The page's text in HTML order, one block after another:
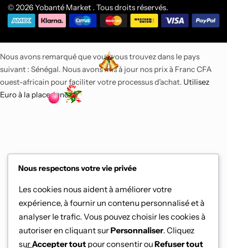
© 2026 Yobanté Market . Tous droits réservés.
Nous respectons votre vie privée
Les cookies nous aident à améliorer votre
expérience, à fournir un contenu personnalisé et à
analyser le trafic. Vous pouvez choisir les cookies à
autoriser en cliquant surPersonnaliser. Cliquez
surAccepter tout pour consentir ouRefuser tout
Nous avons remarqué que vous vous trouvez dans le pays
suivant : Sénégal. Nous avons mis à jour nos prix à Franc CFA
ouest-africain pour faciliter votre processus d'achat. Utilisez
Euro à la place.Ignorer